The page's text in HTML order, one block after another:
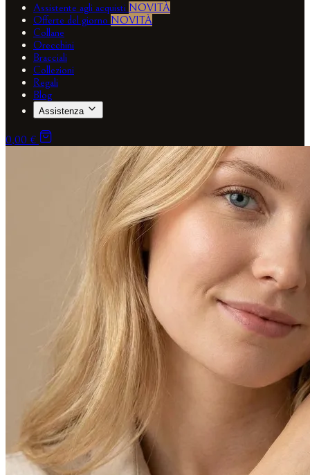
Assistente agli acquisti NOVITÀ
Offerte del giorno NOVITÀ
Collane
Orecchini
Bracciali
Collezioni
Regali
Blog
Assistenza
0,00 €